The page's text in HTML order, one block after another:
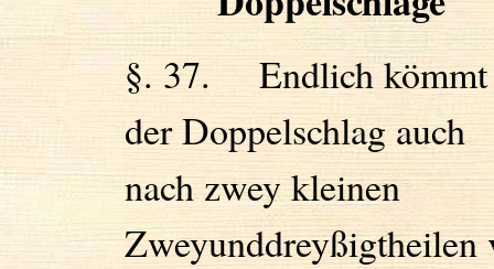
§. 37. Endlich kömmt
der Doppelschlag auch
nach zwey kleinen
Zweyunddreyßigtheilen